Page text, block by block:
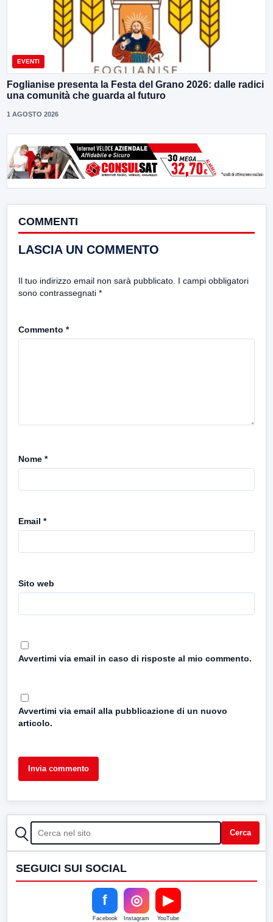
EVENTI
Foglianise presenta la Festa del Grano 2026: dalle radici
una comunità che guarda al futuro
1 AGOSTO 2026
COMMENTI
LASCIA UN COMMENTO
Il tuo indirizzo email non sarà pubblicato. I campi obbligatori
sono contrassegnati *
Commento *
Nome *
Email *
Sito web
Avvertimi via email in caso di risposte al mio commento.
Avvertimi via email alla pubblicazione di un nuovo
articolo.
CERCA Cerca
SEGUICI SUI SOCIAL
f
Facebook
◎
Instagram
▶
YouTube